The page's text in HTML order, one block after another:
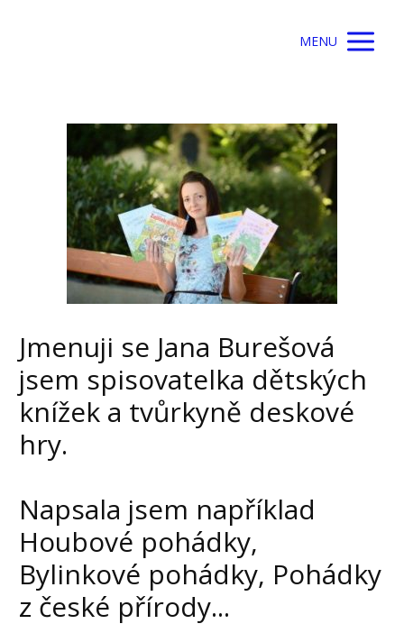
MENU
Jmenuji se Jana Burešová
jsem spisovatelka dětských
knížek a tvůrkyně deskové
hry.
Napsala jsem například
Houbové pohádky,
Bylinkové pohádky, Pohádky
z české přírody...